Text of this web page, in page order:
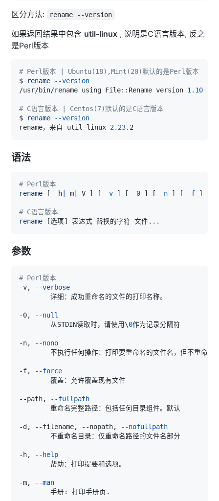
区分方法: rename --version
如果返回结果中包含 util-linux , 说明是C语言版本, 反之
是Perl版本
# Perl版本 | Ubuntu(18),Mint(20)默认的是Perl版本
$
rename
--version
/usr/bin/rename using File::Rename version 1.10
# C语言版本 | Centos(7)默认的是C语言版本
$
rename
--version
rename，来自 util-linux 2.23
语法
# Perl版本
rename
[ -h -m -V ] [ -v ] [ -0 ] [ -n ] [ -f ]
# C语言版本
rename
[选项] 表达式 替换的字符 文件 ..
参数
# Perl版本
-v,
--verbose
-0,
--null
        从STDIN读取时，请使用
\0
-n, --nono
-f,
--force
--path,
--fullpath
-d, --filename, --nopath,
--nofullpath
-h,
--help
-m,
--man